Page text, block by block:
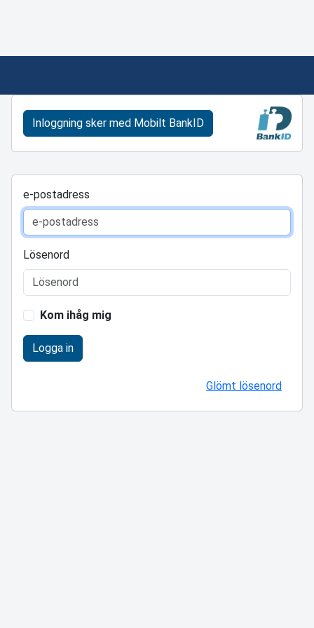
Inloggning sker med Mobilt BankID
e-postadress
Lösenord
Kom ihåg mig
Logga in
Glömt lösenord